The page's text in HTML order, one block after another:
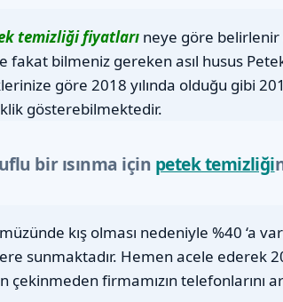
temizliği fiyatları neye göre belirlenir
bilmeniz gereken asıl husus
göre 2018 yılında olduğu gibi
gösterebilmektedir.
bir ısınma için petek temizliği
kış olması nedeniyle %40 ‘a
sunmaktadır. Hemen acele ederek
çekinmeden firmamızın telefonlarını